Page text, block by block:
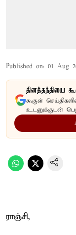
Published on: 01 Aug
தினத்தந்தியை
கூகுள்
உடனுக்குடன்
ராஞ்சி,